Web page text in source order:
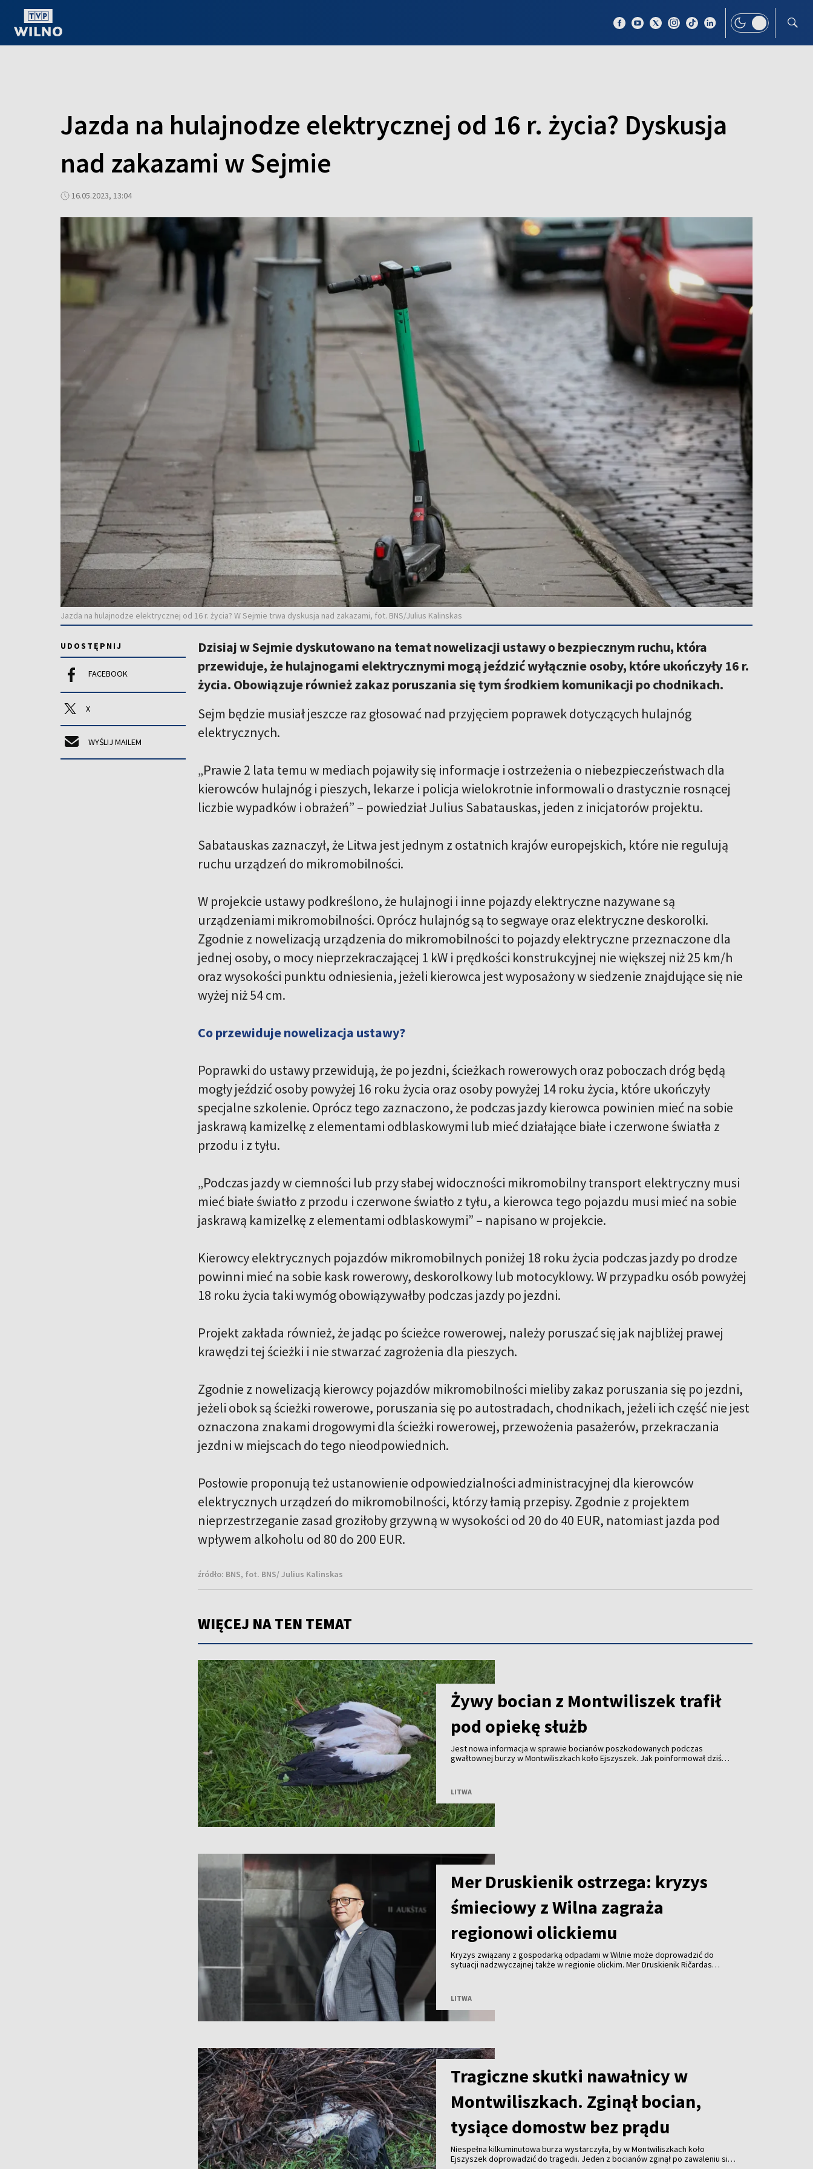
Jazda na hulajnodze elektrycznej od 16 r. życia? Dyskusja
nad zakazami w Sejmie
16.05.2023, 13:04
Jazda na hulajnodze elektrycznej od 16 r. życia? W Sejmie trwa dyskusja nad zakazami, fot. BNS/Julius Kalinskas
UDOSTĘPNIJ
FACEBOOK
X
WYŚLIJ MAILEM
Dzisiaj w Sejmie dyskutowano na temat nowelizacji ustawy o bezpiecznym ruchu, która
przewiduje, że hulajnogami elektrycznymi mogą jeździć wyłącznie osoby, które ukończyły 16 r.
życia. Obowiązuje również zakaz poruszania się tym środkiem komunikacji po chodnikach.
Sejm będzie musiał jeszcze raz głosować nad przyjęciem poprawek dotyczących hulajnóg
elektrycznych.
„Prawie 2 lata temu w mediach pojawiły się informacje i ostrzeżenia o niebezpieczeństwach dla
kierowców hulajnóg i pieszych, lekarze i policja wielokrotnie informowali o drastycznie rosnącej
liczbie wypadków i obrażeń” – powiedział Julius Sabatauskas, jeden z inicjatorów projektu.
Sabatauskas zaznaczył, że Litwa jest jednym z ostatnich krajów europejskich, które nie regulują
ruchu urządzeń do mikromobilności.
W projekcie ustawy podkreślono, że hulajnogi i inne pojazdy elektryczne nazywane są
urządzeniami mikromobilności. Oprócz hulajnóg są to segwaye oraz elektryczne deskorolki.
Zgodnie z nowelizacją urządzenia do mikromobilności to pojazdy elektryczne przeznaczone dla
jednej osoby, o mocy nieprzekraczającej 1 kW i prędkości konstrukcyjnej nie większej niż 25 km/h
oraz wysokości punktu odniesienia, jeżeli kierowca jest wyposażony w siedzenie znajdujące się nie
wyżej niż 54 cm.
Co przewiduje nowelizacja ustawy?
Poprawki do ustawy przewidują, że po jezdni, ścieżkach rowerowych oraz poboczach dróg będą
mogły jeździć osoby powyżej 16 roku życia oraz osoby powyżej 14 roku życia, które ukończyły
specjalne szkolenie. Oprócz tego zaznaczono, że podczas jazdy kierowca powinien mieć na sobie
jaskrawą kamizelkę z elementami odblaskowymi lub mieć działające białe i czerwone światła z
przodu i z tyłu.
„Podczas jazdy w ciemności lub przy słabej widoczności mikromobilny transport elektryczny musi
mieć białe światło z przodu i czerwone światło z tyłu, a kierowca tego pojazdu musi mieć na sobie
jaskrawą kamizelkę z elementami odblaskowymi” – napisano w projekcie.
Kierowcy elektrycznych pojazdów mikromobilnych poniżej 18 roku życia podczas jazdy po drodze
powinni mieć na sobie kask rowerowy, deskorolkowy lub motocyklowy. W przypadku osób powyżej
18 roku życia taki wymóg obowiązywałby podczas jazdy po jezdni.
Projekt zakłada również, że ​​jadąc po ścieżce rowerowej, należy poruszać się jak najbliżej prawej
krawędzi tej ścieżki i nie stwarzać zagrożenia dla pieszych.
Zgodnie z nowelizacją kierowcy pojazdów mikromobilności mieliby zakaz poruszania się po jezdni,
jeżeli obok są ścieżki rowerowe, poruszania się po autostradach, chodnikach, jeżeli ich część nie jest
oznaczona znakami drogowymi dla ścieżki rowerowej, przewożenia pasażerów, przekraczania
jezdni w miejscach do tego nieodpowiednich.
Posłowie proponują też ustanowienie odpowiedzialności administracyjnej dla kierowców
elektrycznych urządzeń do mikromobilności, którzy łamią przepisy. Zgodnie z projektem
nieprzestrzeganie zasad groziłoby grzywną w wysokości od 20 do 40 EUR, natomiast jazda pod
wpływem alkoholu od 80 do 200 EUR.
źródło: BNS, fot. BNS/ Julius Kalinskas
WIĘCEJ NA TEN TEMAT
Żywy bocian z Montwiliszek trafił
pod opiekę służb
Jest nowa informacja w sprawie bocianów poszkodowanych podczas
gwałtownej burzy w Montwiliszkach koło Ejszyszek. Jak poinformował dziś
LITWA
Mer Druskienik ostrzega: kryzys
śmieciowy z Wilna zagraża
regionowi olickiemu
Kryzys związany z gospodarką odpadami w Wilnie może doprowadzić do
sytuacji nadzwyczajnej także w regionie olickim. Mer Druskienik Ričardas
LITWA
Tragiczne skutki nawałnicy w
Montwiliszkach. Zginął bocian,
tysiące domostw bez prądu
Niespełna kilkuminutowa burza wystarczyła, by w Montwiliszkach koło
Ejszyszek doprowadzić do tragedii. Jeden z bocianów zginął po zawaleniu się